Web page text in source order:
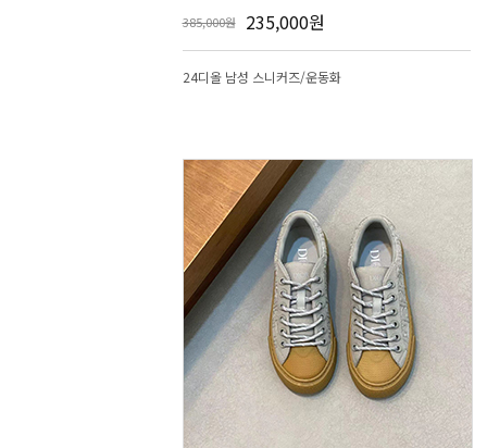
385,000원 235,000원
24디올 남성 스니커즈/운동화